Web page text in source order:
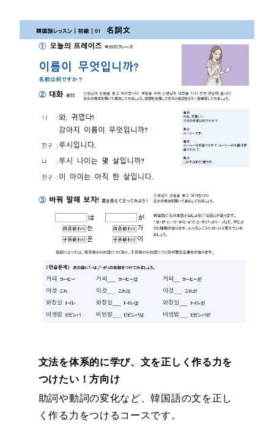
文法を体系的に学び、文を正しく作る力を
つけたい！方向け
助詞や動詞の変化など、韓国語の文を正し
く作る力をつけるコースです。